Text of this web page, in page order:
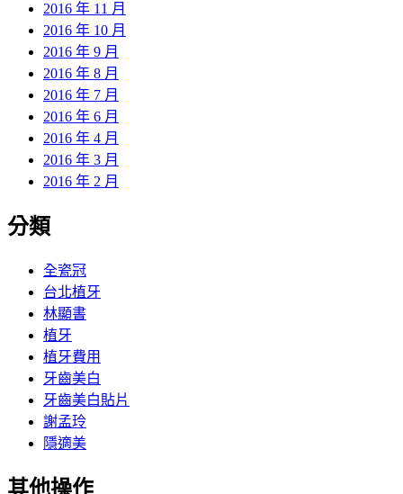
2016 年 11 月
2016 年 10 月
2016 年 9 月
2016 年 8 月
2016 年 7 月
2016 年 6 月
2016 年 4 月
2016 年 3 月
2016 年 2 月
分類
全瓷冠
台北植牙
林顯書
植牙
植牙費用
牙齒美白
牙齒美白貼片
謝孟玲
隱適美
其他操作